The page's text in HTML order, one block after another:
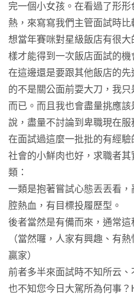
完一個小女孩。在看過了形
熱，來寫寫我們主管面試時比
想當年賽咪對星級飯店有很
樣才能得到一次飯店面試的機
在這邊還是要跟其他飯店的
的不是關公面前耍大刀，我
而已。而且我也會盡量挑應
說，盡量不討論到卑職現在
在面試過這麼一批批的有經
社會的小鮮肉也好，求職者
類：
一類是抱著嘗試心態丟丟看
腔熱血，有目標投履歷型。
後者當然是有備而來，通常
（當然囉，人家有興趣、有
贏家）
前者多半來面試時不知所云
也不知您今日大駕所為何事